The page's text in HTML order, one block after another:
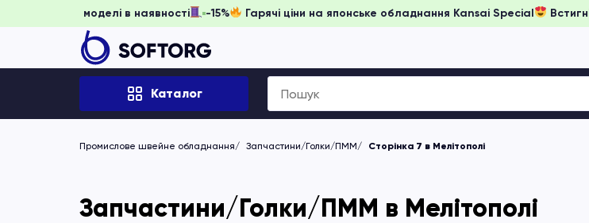
забронювати, доки моделі в наявності -15% Гарячі ціни на японське обладнання Kansai Special
Каталог
Search
for:
Промислове швейне обладнання Запчастини/Голки/ПММ Сторінка 7 в Мелітополі
Запчастини/Голки/ПММ в Мелітополі